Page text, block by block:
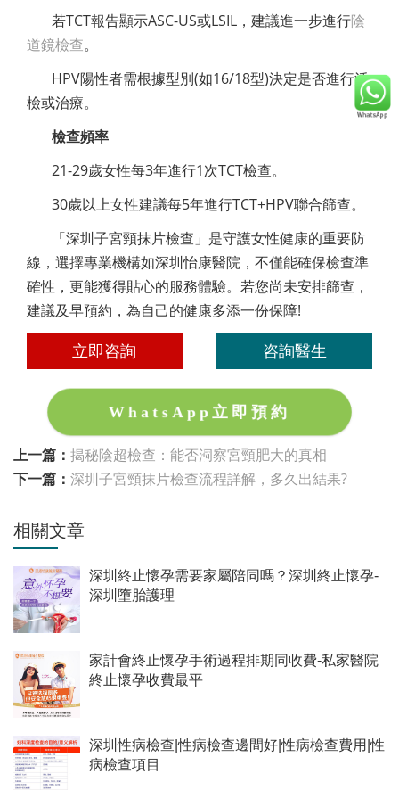
若TCT報告顯示ASC-US或LSIL，建議進一步進行陰
道鏡檢查。
HPV陽性者需根據型別(如16/18型)決定是否進行活
檢或治療。
檢查頻率
21-29歲女性每3年進行1次TCT檢查。
30歲以上女性建議每5年進行TCT+HPV聯合篩查。
「深圳子宮頸抹片檢查」是守護女性健康的重要防
線，選擇專業機構如深圳怡康醫院，不僅能確保檢查準
確性，更能獲得貼心的服務體驗。若您尚未安排篩查，
建議及早預約，為自己的健康多添一份保障!
立即咨詢 咨詢醫生
WhatsApp立即預約
上一篇： 揭秘陰超檢查：能否洞察宮頸肥大的真相
下一篇： 深圳子宮頸抹片檢查流程詳解，多久出結果?
相關文章
深圳終止懷孕需要家屬陪同嗎？深圳終止懷孕-
深圳墮胎護理
家計會終止懷孕手術過程排期同收費-私家醫院
終止懷孕收費最平
深圳性病檢查|性病檢查邊間好|性病檢查費用|性
病檢查項目